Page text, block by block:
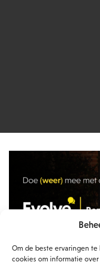
Om de beste ervaringen
cookies om informatie